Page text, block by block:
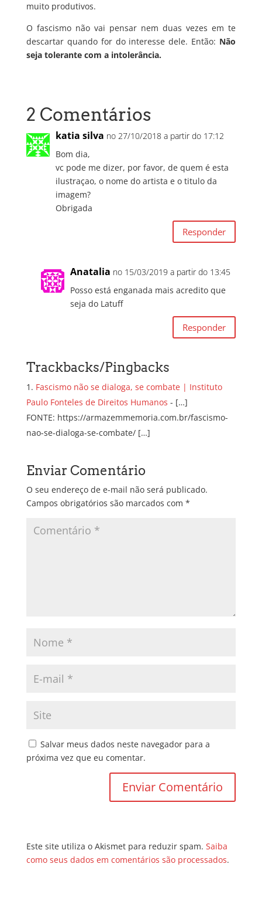
muito produtivos.
O fascismo não vai pensar nem duas vezes em te
descartar quando for do interesse dele. Então: Não
seja tolerante com a intolerância.
2 Comentários
katia silva no 27/10/2018 a partir do 17:12
Bom dia,
vc pode me dizer, por favor, de quem é esta
ilustraçao, o nome do artista e o titulo da
imagem?
Obrigada
Responder
Anatalia no 15/03/2019 a partir do 13:45
Posso está enganada mais acredito que
seja do Latuff
Responder
Trackbacks/Pingbacks
Fascismo não se dialoga, se combate | Instituto
Paulo Fonteles de Direitos Humanos - […]
FONTE: https://armazemmemoria.com.br/fascismo-
nao-se-dialoga-se-combate/ […]
Enviar Comentário
O seu endereço de e-mail não será publicado.
Campos obrigatórios são marcados com *
Salvar meus dados neste navegador para a
próxima vez que eu comentar.
Este site utiliza o Akismet para reduzir spam. Saiba
como seus dados em comentários são processados.